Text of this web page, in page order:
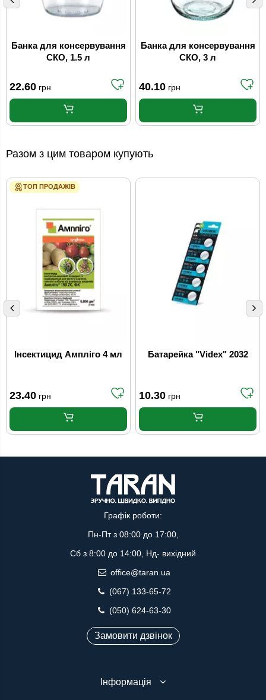
Банка для консервування
СКО, 1.5 л
22.60 грн
Банка для консервування
СКО, 3 л
40.10 грн
Разом з цим товаром купують
ТОП ПРОДАЖІВ
Інсектицид Ампліго 4 мл
23.40 грн
Батарейка "Videx" 2032
10.30 грн
Графік роботи:
Пн-Пт з 08:00 до 17:00,
Сб з 8:00 до 14:00, Нд- вихідний
office@taran.ua
(067) 133-65-72
(050) 624-63-30
Замовити дзвінок
Інформація